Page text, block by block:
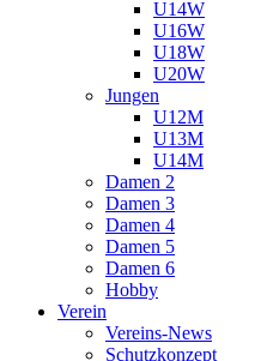
U14W
U16W
U18W
U20W
Jungen
U12M
U13M
U14M
Damen 2
Damen 3
Damen 4
Damen 5
Damen 6
Hobby
Verein
Vereins-News
Schutzkonzept